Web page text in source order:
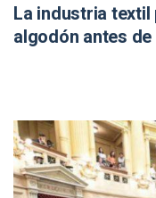
La industria
algodón antes